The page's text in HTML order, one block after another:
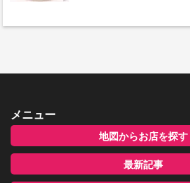
メニュー
地図からお店を探す
最新記事